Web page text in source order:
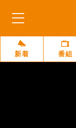
新着 番組